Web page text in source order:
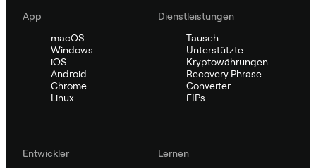
App
macOS
Windows
iOS
Android
Chrome
Linux
Dienstleistungen
Tausch
Unterstützte
Kryptowährungen
Recovery Phrase
Converter
EIPs
Entwickler
Lernen